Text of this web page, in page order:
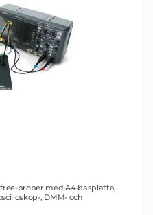
prober med A4-basplatta,
, DMM- och